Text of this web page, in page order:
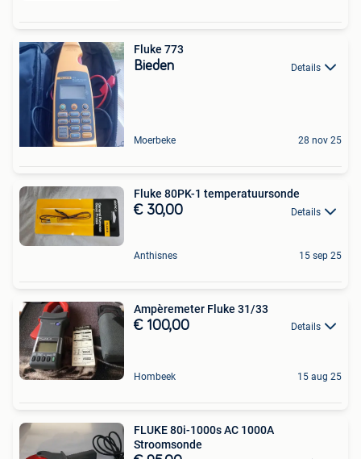
Fluke 773
Bieden Details
Moerbeke 28 nov 25
Fluke 80PK-1 temperatuursonde
€ 30,00 Details
Anthisnes 15 sep 25
Ampèremeter Fluke 31/33
€ 100,00 Details
Hombeek 15 aug 25
FLUKE 80i-1000s AC 1000A
Stroomsonde